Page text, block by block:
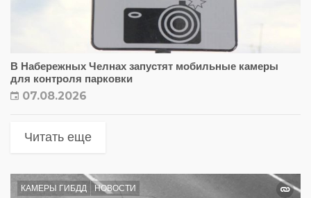
В Набережных Челнах запустят мобильные камеры
для контроля парковки
07.08.2026
Читать еще
КАМЕРЫ ГИБДД НОВОСТИ